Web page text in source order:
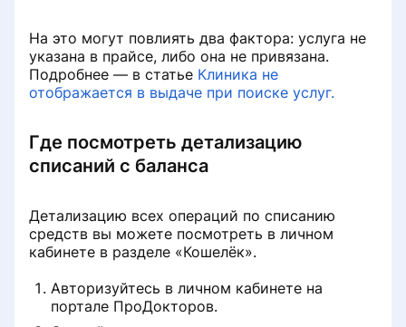
На это могут повлиять два фактора: услуга не
указана в прайсе, либо она не привязана.
Подробнее — в статье Клиника не
отображается в выдаче при поиске услуг.
Где посмотреть детализацию
списаний с баланса
Детализацию всех операций по списанию
средств вы можете посмотреть в личном
кабинете в разделе «Кошелёк».
Авторизуйтесь в личном кабинете на
портале ПроДокторов.